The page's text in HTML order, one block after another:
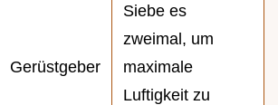
Gerüstgeber
Siebe es
zweimal, um
maximale
Luftigkeit zu